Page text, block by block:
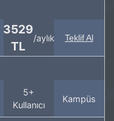
3529
TL
/aylık Teklif Al
5+
Kullanıcı
Kampüs